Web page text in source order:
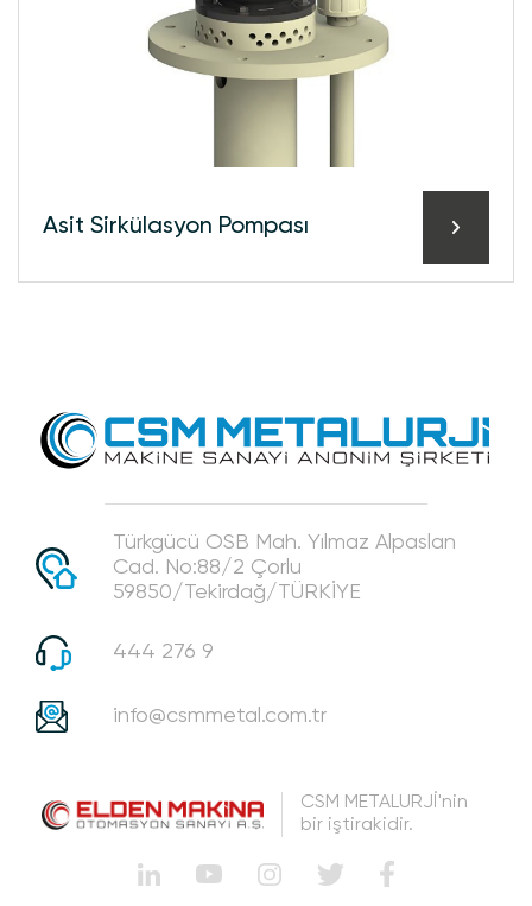
Asi̇t Si̇rkülasyon Pompası
Türkgücü OSB Mah. Yılmaz Alpaslan
Cad. No:88/2 Çorlu
59850/Tekirdağ/TÜRKİYE
444 276 9
info@csmmetal.com.tr
CSM METALURJİ'nin
bir iştirakidir.